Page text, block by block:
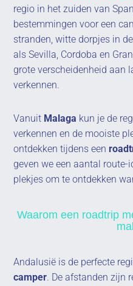
regio in het zuiden van
bestemmingen voor een
stranden, witte dorpjes in
als Sevilla, Cordoba en
grote verscheidenheid aan
verkennen.
Vanuit Malaga kun je de
verkennen en de mooiste
ontdekken tijdens een
geven we een aantal route-
plekjes om te ontdekken
Waarom een roadtrip
Andalusië is de perfecte
camper. De afstanden zijn